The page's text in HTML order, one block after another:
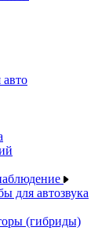
для автозвука
(гибриды)